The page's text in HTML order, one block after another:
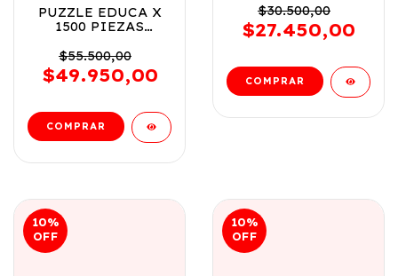
PUZZLE EDUCA X
1500 PIEZAS
VENECIA COD
17124
$55.500,00
$49.950,00
19554
$30.500,00
$27.450,00
10%
OFF
10%
OFF